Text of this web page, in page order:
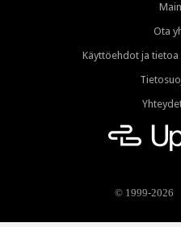
Ota
Käyttöehdot ja tietoa
© 1999-2026